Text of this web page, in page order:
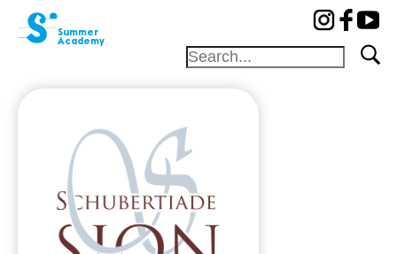
Summer
Academy
Foundation
Festival
Academy
Competition
Friends and
sponsors